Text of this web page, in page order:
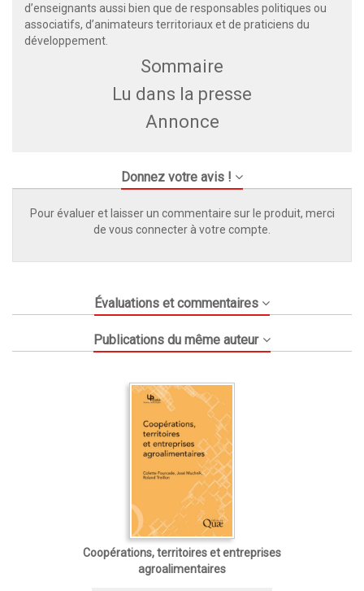
d’enseignants aussi bien que de responsables politiques ou
associatifs, d’animateurs territoriaux et de praticiens du
développement.
Sommaire
Lu dans la presse
Annonce
Donnez votre avis !
Pour évaluer et laisser un commentaire sur le produit, merci
de vous connecter à votre compte.
Évaluations et commentaires
Publications du même auteur
Coopérations, territoires et entreprises
agroalimentaires